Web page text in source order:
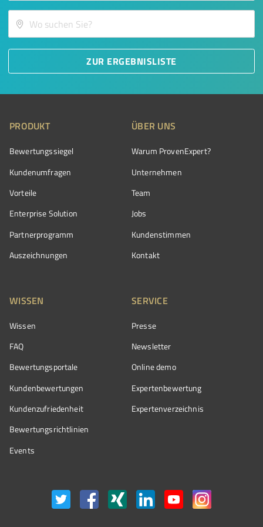
ZUR ERGEBNISLISTE
PRODUKT
Bewertungssiegel
Kundenumfragen
Vorteile
Enterprise Solution
Partnerprogramm
Auszeichnungen
ÜBER UNS
Warum ProvenExpert?
Unternehmen
Team
Jobs
Kundenstimmen
Kontakt
WISSEN
Wissen
FAQ
Bewertungsportale
Kundenbewertungen
Kundenzufriedenheit
Bewertungs­richtlinien
Events
SERVICE
Presse
Newsletter
Online demo
Expertenbewertung
Expertenverzeichnis